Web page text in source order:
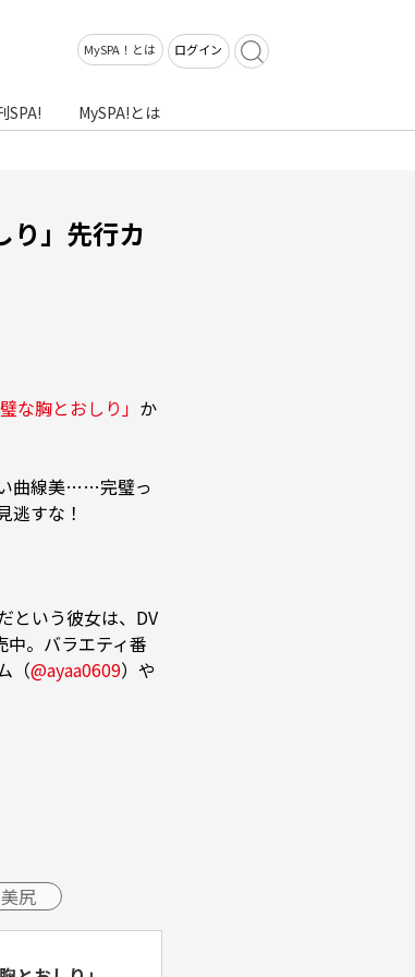
MySPA！とは ログイン
SPA! MySPA!とは
り」先行カ
な胸とおしり」 か
曲線美……完璧っ
逃すな！
という彼女は、DV
中。バラエティ番
（@ayaa0609）や
美尻